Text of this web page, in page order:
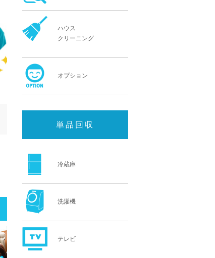
ハウス
クリーニング
オプション
単品回収
冷蔵庫
洗濯機
テレビ